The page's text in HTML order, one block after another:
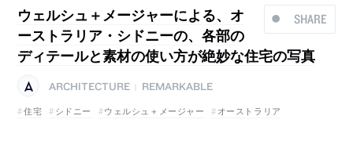
SHARE
ウェルシュ＋メージャーによる、オ
ーストラリア・シドニーの、各部の
ディテールと素材の使い方が絶妙な住宅の写真
ARCHITECTURE
REMARKABLE
住宅
シドニー ウェルシュ＋メージャー オーストラリア